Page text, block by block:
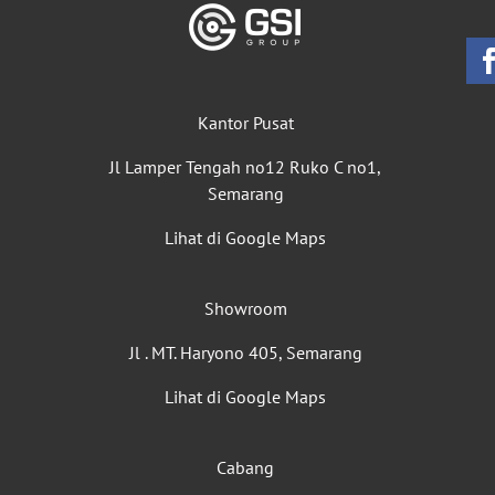
Kantor Pusat
Jl Lamper Tengah no12 Ruko C no1,
Semarang
Lihat di Google Maps
Showroom
Jl . MT. Haryono 405, Semarang
Lihat di Google Maps
Cabang